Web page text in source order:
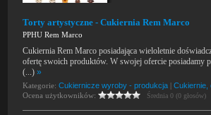
Torty artystyczne - Cukiernia Rem Marco
PPHU Rem Marco
Cukiernia Rem Marco posiadająca wieloletnie
ofertę swoich produktów. W swojej ofercie posiadamy
(...)»
Kategorie:Cukiernicze wyroby - produkcja |Cukiernie,
Ocena użytkowników:
Średnia 0 (0 głosów)